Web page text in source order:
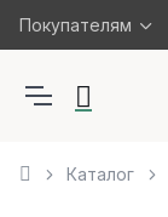
Покупателям
Каталог